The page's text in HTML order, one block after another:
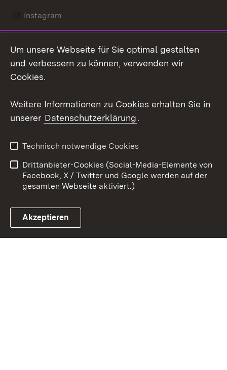
Instagram
Mastodon
Youtube
Link zum Landesportal
Kontakt
Datenschutz
Barrierefreiheit
Impressum Cookies
Um unsere Webseite für Sie optimal gestalten
und verbessern zu können, verwenden wir
Cookies.
Weitere Informationen zu Cookies erhalten Sie in
unserer Datenschutzerklärung.
Technisch notwendige Cookies
Drittanbieter-Cookies (Social-Media-Elemente von
Facebook, X / Twitter und Google werden auf der
gesamten Webseite aktiviert.)
Akzeptieren